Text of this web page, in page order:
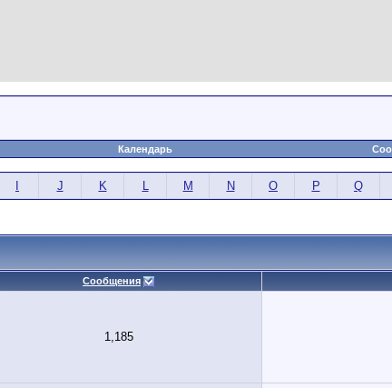
Календарь
J K L M N O P Q
Сообщения
1,185